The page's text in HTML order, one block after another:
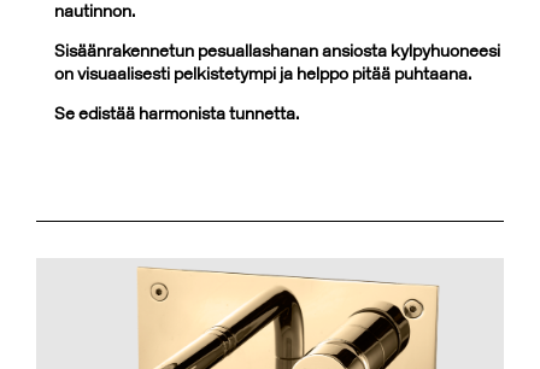
nautinnon.
Sisäänrakennetun pesuallashanan ansiosta kylpyhuoneesi
on visuaalisesti pelkistetympi ja helppo pitää puhtaana.
Se edistää harmonista tunnetta.